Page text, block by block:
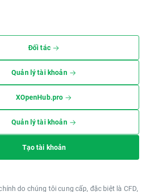
Đối tác
Quản lý tài khoản
XOpenHub.pro
Quản lý tài khoản
Tạo tài khoản
do chúng tôi cung cấp, đặc biệt là CFD,